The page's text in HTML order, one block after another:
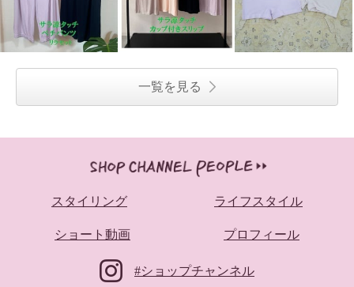
一覧を見る
スタイリング ライフスタイル
ショート動画 プロフィール
#ショップチャンネル